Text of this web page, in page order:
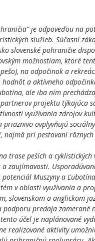
je odpoveďou na
služieb. Súčasní
slovenské pohraničie
možnostiam, ktoré
na odpočinok a
a aktívneho
ale iba ním
projektu týkajúca
využívania zdrojov
ovplyvňujú
pri pestovaní
trase peších a
zaujímavosti.
Muszyny a
v oblasti využívania a
slovenskom a anglickom
predaja zamerané
účel je naplánované
realizované aktivity